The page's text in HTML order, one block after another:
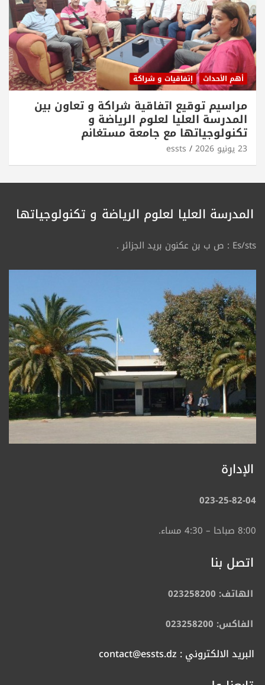
أهم الأحداث إتفاقيات و شراكة
مراسيم توقيع اتفاقية شراكة و تعاون بين
المدرسة العليا لعلوم الرياضة و
تكنولوجياتها مع جامعة مستغانم
23 يونيو 2026 essts
المدرسة العليا لعلوم الرياضة و تكنولوجياتها
Es/sts : ص ب بن عكنون بريد الجزائر .
الإدارة
023-25-82-04
8:00 صباحا – 4:30 مساء.
اتصل بنا
الهاتف: 023258200
الفاكس: 023258200
البريد الالكتروني : contact@essts.dz